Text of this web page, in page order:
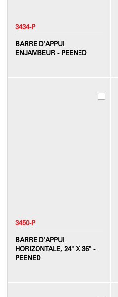
3434-P
BARRE D'APPUI
ENJAMBEUR - PEENED
3450-P
BARRE D'APPUI
HORIZONTALE, 24" X 36" -
PEENED